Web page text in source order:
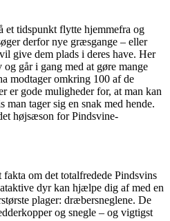
et tidspunkt flytte hjemmefra og
derfor nye græsgange – eller
give dem plads i deres have. Her
går i gang med at gøre mange
modtager omkring 100 af de
er gode muligheder for, at man kan
man tager sig en snak med hende.
højsæson for Pindsvine-
om det totalfredede Pindsvins
dyr kan hjælpe dig af med en
plager: dræbersneglene. De
og snegle – og vigtigst